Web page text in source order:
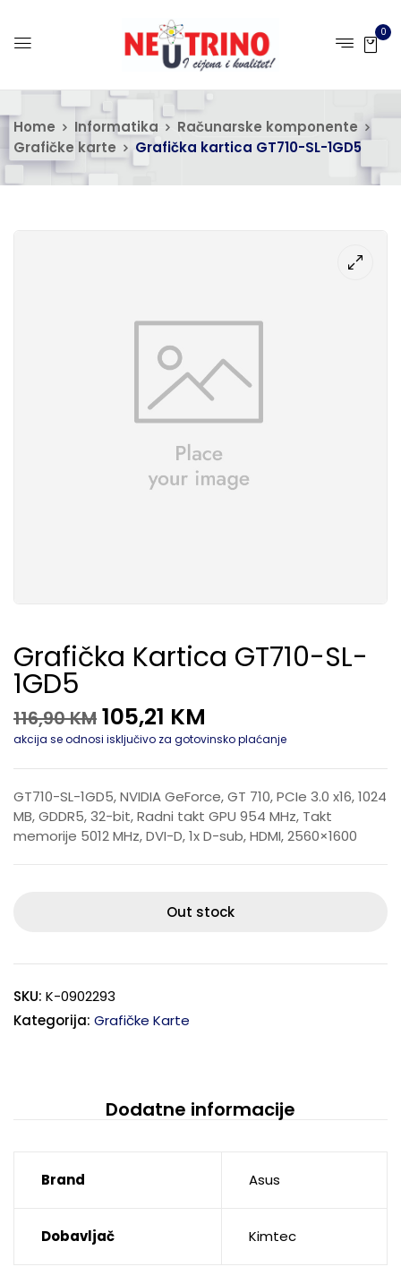
0
Home Informatika
Računarske komponente
Grafičke karte
Grafička kartica GT710-SL-1GD5
Grafička Kartica GT710-SL-
1GD5
116,90KM 105,21 KM
akcija se odnosi isključivo za gotovinsko plaćanje
GT710-SL-1GD5, NVIDIA GeForce, GT 710, PCIe 3.0 x16, 1024
MB, GDDR5, 32-bit, Radni takt GPU 954 MHz, Takt
memorije 5012 MHz, DVI-D, 1x D-sub, HDMI, 2560×1600
Out stock
SKU: K-0902293
Kategorija: Grafičke Karte
Dodatne informacije
Brand Asus
Dobavljač Kimtec